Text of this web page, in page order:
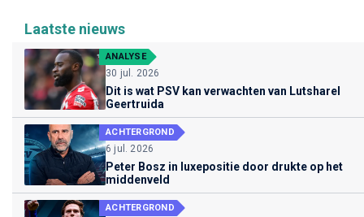
Laatste nieuws
ANALYSE
30 jul. 2026
Dit is wat PSV kan verwachten van Lutsharel
Geertruida
ACHTERGROND
6 jul. 2026
Peter Bosz in luxepositie door drukte op het
middenveld
ACHTERGROND